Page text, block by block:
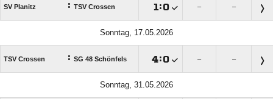
SV Planitz : TSV Crossen : – –
Sonntag, 17.05.2026
TSV Crossen : SG 48 Schönfels : – –
Sonntag, 31.05.2026